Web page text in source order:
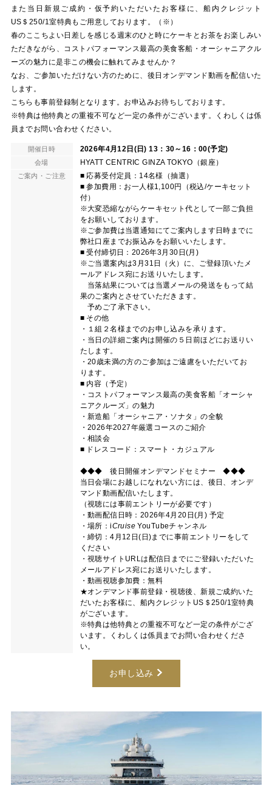
また当日新規ご成約・仮予約いただいたお客様に、船内クレジット
US＄250/1室特典もご用意しております。（※）
春のここちよい日差しを感じる週末のひと時にケーキとお茶をお楽しみい
ただきながら、コストパフォーマンス最高の美食客船・オーシャニアクル
ーズの魅力に是非この機会に触れてみませんか？
なお、ご参加いただけない方のために、後日オンデマンド動画を配信いた
します。
こちらも事前登録制となります。お申込みお待ちしております。
※特典は他特典との重複不可など一定の条件がございます。くわしくは係
員までお問い合わせください。
開催日時 2026年4月12日(日) 13：30～16：00(予定)
会場 HYATT CENTRIC GINZA TOKYO（銀座）
ご案内・ご注意
■ 応募受付定員：14名様（抽選）
■ 参加費用：お一人様1,100円（税込/ケーキセット
付）
※大変恐縮ながらケーキセット代として一部ご負担
をお願いしております。
※ご参加費は当選通知にてご案内します日時までに
弊社口座までお振込みをお願いいたします。
■ 受付締切日：2026年3月30日(月)
※ご当選案内は3月31日（火）に、ご登録頂いたメ
ールアドレス宛にお送りいたします。
当落結果については当選メールの発送をもって結
果のご案内とさせていただきます。
予めご了承下さい。
■ その他
・１組２名様までのお申し込みを承ります。
・当日の詳細ご案内は開催の５日前ほどにお送りい
たします。
・20歳未満の方のご参加はご遠慮をいただいてお
ります。
■ 内容（予定）
・コストパフォーマンス最高の美食客船「オーシャ
ニアクルーズ」の魅力
・新造船「オーシャニア・ソナタ」の全貌
・2026年2027年厳選コースのご紹介
・相談会
■ ドレスコード：スマート・カジュアル
◆◆◆ 後日開催オンデマンドセミナー ◆◆◆
当日会場にお越しになれない方には、後日、オンデ
マンド動画配信いたします。
（視聴には事前エントリーが必要です）
・動画配信日時：2026年4月20日(月) 予定
・場所：iCruise YouTubeチャンネル
・締切：4月12日(日)までに事前エントリーをして
ください
・視聴サイトURLは配信日までにご登録いただいた
メールアドレス宛にお送りいたします。
・動画視聴参加費：無料
★オンデマンド事前登録・視聴後、新規ご成約いた
だいたお客様に、船内クレジットUS＄250/1室特典
がございます。
※特典は他特典との重複不可など一定の条件がござ
います。くわしくは係員までお問い合わせくださ
い。
お申し込み